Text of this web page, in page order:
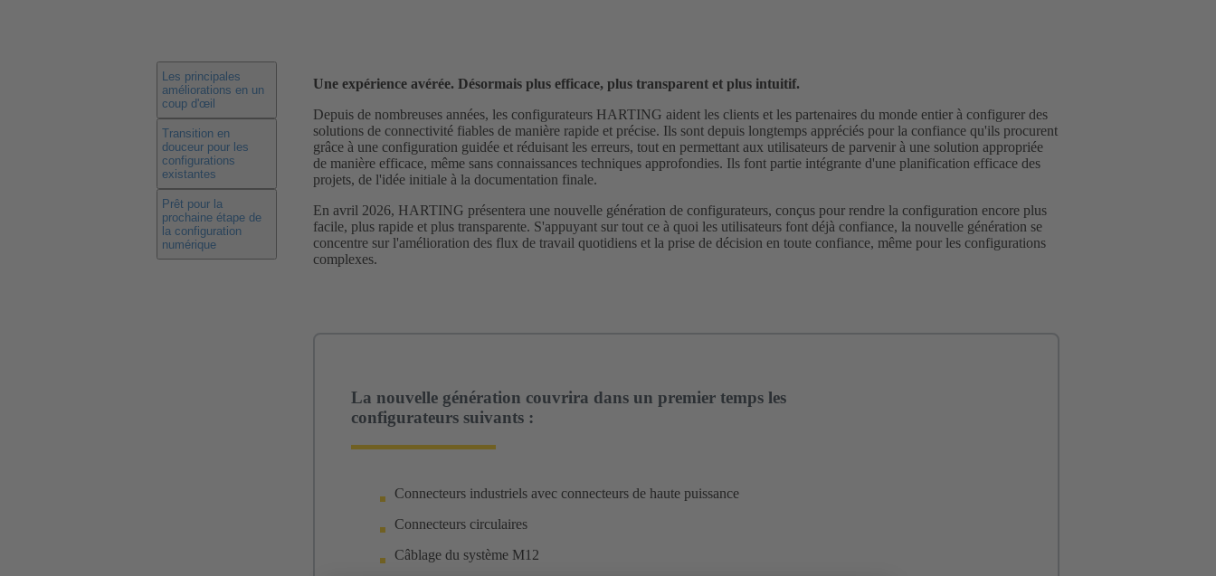
Les principales
améliorations en un
coup d'œil
Transition en
douceur pour les
configurations
existantes
Prêt pour la
prochaine étape de
la configuration
numérique
Une expérience avérée. Désormais plus efficace, plus transparent et plus intuitif.
Depuis de nombreuses années, les configurateurs HARTING aident les clients et les partenaires du monde entier à configurer des
solutions de connectivité fiables de manière rapide et précise. Ils sont depuis longtemps appréciés pour la confiance qu'ils procurent
grâce à une configuration guidée et réduisant les erreurs, tout en permettant aux utilisateurs de parvenir à une solution appropriée
de manière efficace, même sans connaissances techniques approfondies. Ils font partie intégrante d'une planification efficace des
projets, de l'idée initiale à la documentation finale.
En avril 2026, HARTING présentera une nouvelle génération de configurateurs, conçus pour rendre la configuration encore plus
facile, plus rapide et plus transparente. S'appuyant sur tout ce à quoi les utilisateurs font déjà confiance, la nouvelle génération se
concentre sur l'amélioration des flux de travail quotidiens et la prise de décision en toute confiance, même pour les configurations
complexes.
La nouvelle génération couvrira dans un premier temps les
configurateurs suivants :
Connecteurs industriels avec connecteurs de haute puissance
Connecteurs circulaires
Câblage du système M12